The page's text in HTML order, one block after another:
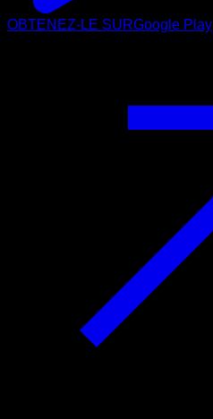
OBTENEZ-LE SURGoogle Play